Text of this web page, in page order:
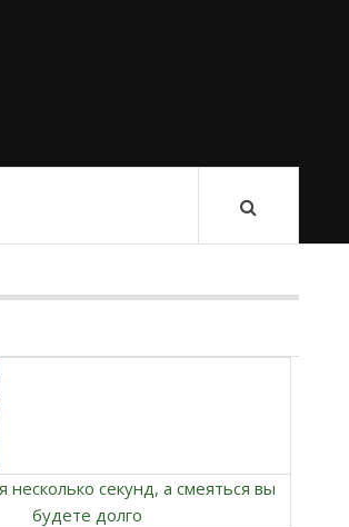
несколько секунд, а смеяться вы
будете долго